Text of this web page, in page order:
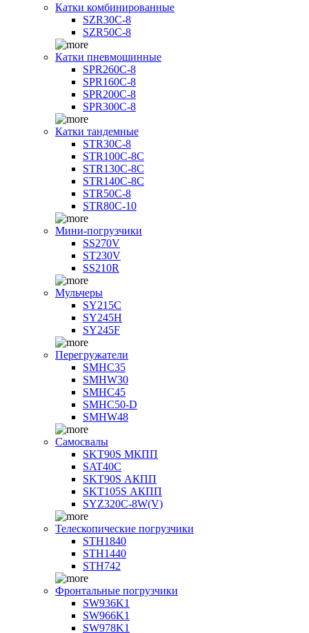
Катки комбинированные
SZR30C-8
SZR50C-8
Катки пневмошинные
SPR260C-8
SPR160C-8
SPR200C-8
SPR300C-8
Катки тандемные
STR30C-8
STR100C-8С
STR130C-8С
STR140C-8С
STR50C-8
STR80C-10
Мини-погрузчики
SS270V
ST230V
SS210R
Мульчеры
SY215C
SY245H
SY245F
Перегружатели
SMHC35
SMHW30
SMHC45
SMHC50-D
SMHW48
Самосвалы
SKT90S МКПП
SAT40C
SKT90S АКПП
SKT105S АКПП
SYZ320C-8W(V)
Телескопические погрузчики
STH1840
STH1440
STH742
Фронтальные погрузчики
SW936K1
SW966K1
SW978K1